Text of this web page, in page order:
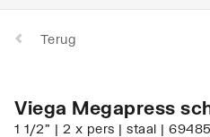
Terug
Viega Megapress
1 1/2" | 2 x pers | staal |